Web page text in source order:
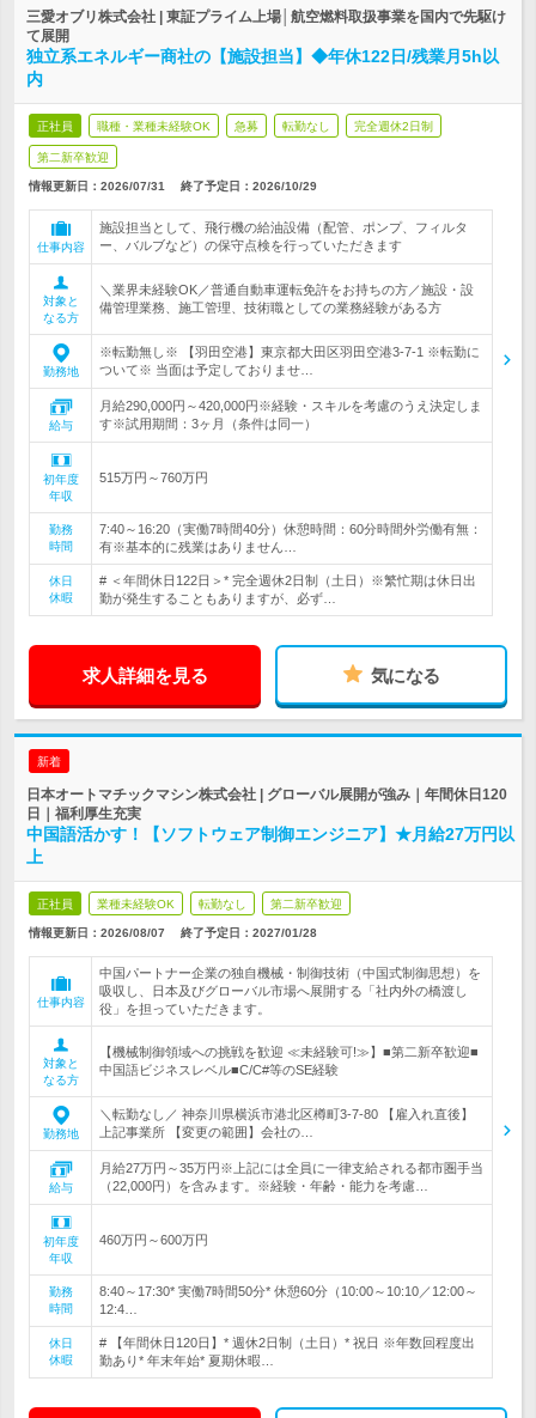
三愛オブリ株式会社 | 東証プライム上場│航空燃料取扱事業を国内で先駆け
て展開
独立系エネルギー商社の【施設担当】◆年休122日/残業月5h以
内
正社員 職種・業種未経験OK 急募 転勤なし 完全週休2日制
第二新卒歓迎
情報更新日：2026/07/31 終了予定日： 2026/10/29
仕事内容
施設担当として、飛行機の給油設備（配管、ポンプ、フィルタ
ー、バルブなど）の保守点検を行っていただきます
対象と
なる方
＼業界未経験OK／普通自動車運転免許をお持ちの方／施設・設
備管理業務、施工管理、技術職としての業務経験がある方
勤務地
※転勤無し※ 【羽田空港】東京都大田区羽田空港3-7-1 ※転勤に
ついて※ 当面は予定しておりませ…
給与
月給290,000円～420,000円※経験・スキルを考慮のうえ決定しま
す※試用期間：3ヶ月（条件は同一）
初年度
年収
515万円～760万円
勤務
時間
7:40～16:20（実働7時間40分）休憩時間：60分時間外労働有無：
有※基本的に残業はありません…
休日
休暇
# ＜年間休日122日＞* 完全週休2日制（土日）※繁忙期は休日出
勤が発生することもありますが、必ず…
求人詳細を見る 気になる
新着
日本オートマチックマシン株式会社 | グローバル展開が強み｜年間休日120
日｜福利厚生充実
中国語活かす！【ソフトウェア制御エンジニア】★月給27万円以
上
正社員 業種未経験OK 転勤なし 第二新卒歓迎
情報更新日：2026/08/07 終了予定日： 2027/01/28
仕事内容
中国パートナー企業の独自機械・制御技術（中国式制御思想）を
吸収し、日本及びグローバル市場へ展開する「社内外の橋渡し
役」を担っていただきます。
対象と
なる方
【機械制御領域への挑戦を歓迎 ≪未経験可!≫】■第二新卒歓迎■
中国語ビジネスレベル■C/C#等のSE経験
勤務地
＼転勤なし／ 神奈川県横浜市港北区樽町3-7-80 【雇入れ直後】
上記事業所 【変更の範囲】会社の…
給与
月給27万円～35万円※上記には全員に一律支給される都市圏手当
（22,000円）を含みます。※経験・年齢・能力を考慮…
初年度
年収
460万円～600万円
勤務
時間
8:40～17:30* 実働7時間50分* 休憩60分（10:00～10:10／12:00～
12:4…
休日
休暇
# 【年間休日120日】* 週休2日制（土日）* 祝日 ※年数回程度出
勤あり* 年末年始* 夏期休暇…